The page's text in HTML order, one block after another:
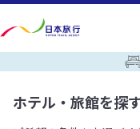
ホテル・旅館を探